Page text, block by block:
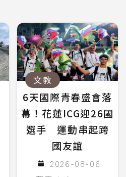
文教
6天國際青春盛會落
幕！花蓮ICG迎26國
選手 運動串起跨
國友誼
2026-08-06